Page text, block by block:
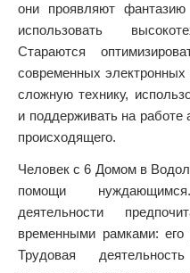
они проявляют
использовать
Стараются
современных
сложную технику,
и поддерживать на работе
происходящего.
Человек с 6 Домом в
помощи
деятельности
временными рамками:
Трудовая